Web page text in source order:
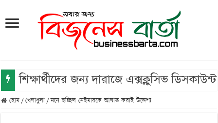
শিক্ষার্থীদের জন্য দারাজে এক্সক্লুসিভ
হোম /খেলাধুলা /মনে হচ্ছিল নেইমারকে আঘাত করাই উদ্দেশ্য